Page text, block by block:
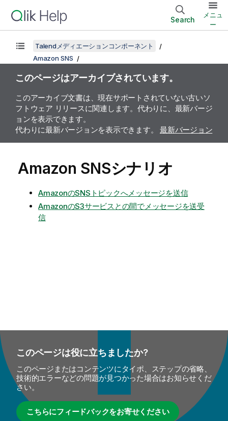
Search
メニュ
ー
Talendメディエーションコンポーネント
Amazon SNS
このページはアーカイブされています。
このアーカイブ文書は、現在サポートされていない古いソ
フトウェア リリースに関連します。代わりに、最新バージ
ョンを表示できます。
代わりに最新バージョンを表示できます。 最新バージョン
Amazon SNSシナリオ
AmazonのSNSトピックへメッセージを送信
AmazonのS3サービスとの間でメッセージを送受
信
このページは役に立ちましたか?
このページまたはコンテンツにタイポ、ステップの省略、
技術的エラーなどの問題が見つかった場合はお知らせくだ
さい。
こちらにフィードバックをお寄せください